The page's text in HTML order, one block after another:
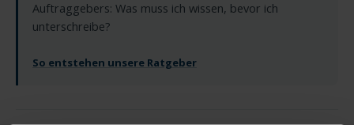
Auftraggebers: Was muss ich wissen, bevor ich
unterschreibe?
So entstehen unsere Ratgeber